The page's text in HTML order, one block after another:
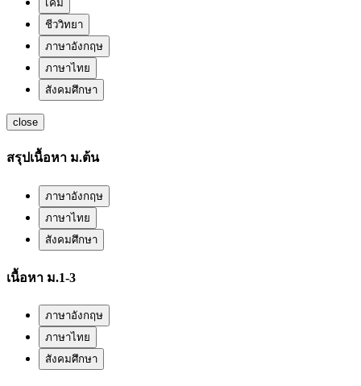
เคมี
ชีววิทยา
ภาษาอังกฤษ
ภาษาไทย
สังคมศึกษา
close
สรุปเนื้อหา ม.ต้น
ภาษาอังกฤษ
ภาษาไทย
สังคมศึกษา
เนื้อหา ม.1-3
ภาษาอังกฤษ
ภาษาไทย
สังคมศึกษา